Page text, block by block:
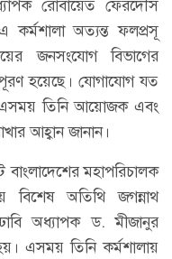
রোবায়েত ফেরদৌস
কর্মশালা অত্যন্ত ফলপ্রসূ
জনসংযোগ বিভাগের
হয়েছে। যোগাযোগ যত
তিনি আয়োজক এবং
আহ্বান জানান।
বাংলাদেশের মহাপরিচালক
বিশেষ অতিথি জগন্নাথ
অধ্যাপক ড. মীজানুর
এসময় তিনি কর্মশালায়